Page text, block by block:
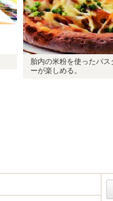
胎内の米粉を使ったパ
ーが楽しめる。